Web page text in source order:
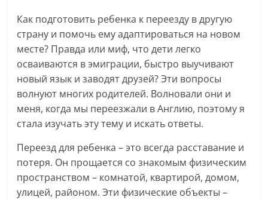
Как подготовить ребенка к переезду в другую
страну и помочь ему адаптироваться на новом
месте? Правда или миф, что дети легко
осваиваются в эмиграции, быстро выучивают
новый язык и заводят друзей? Эти вопросы
волнуют многих родителей. Волновали они и
меня, когда мы переезжали в Англию, поэтому я
стала изучать эту тему и искать ответы.
Переезд для ребенка – это всегда расставание и
потеря. Он прощается со знакомым физическим
пространством – комнатой, квартирой, домом,
улицей, районом. Эти физические объекты –